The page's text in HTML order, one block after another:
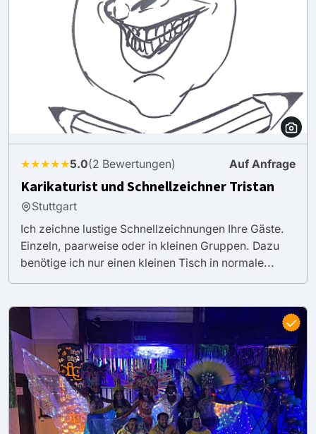
★★★★★5.0(2 Bewertungen) Auf Anfrage
Karikaturist und Schnellzeichner Tristan
Stuttgart
Ich zeichne lustige Schnellzeichnungen Ihre Gäste.
Einzeln, paarweise oder in kleinen Gruppen. Dazu
benötige ich nur einen kleinen Tisch in normale...